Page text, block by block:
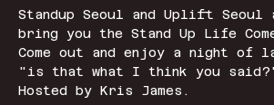
Standup Seoul and Uplift Seoul
bring you the Stand Up Life
Come out and enjoy a night of
"is that what I think you said?"
Hosted by Kris James.